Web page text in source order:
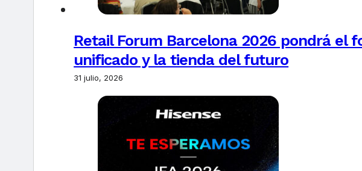
Retail Forum Barcelona 2026 pondrá el
unificado y la tienda del futuro
31 julio, 2026